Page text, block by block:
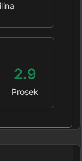
2.9
Prosek